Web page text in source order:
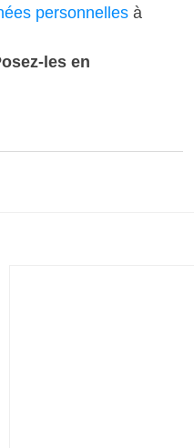
personnelles à
les en